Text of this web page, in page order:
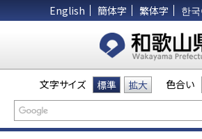
English 簡体字 繁体字 한
文字サイズ 標準 拡大 色合い